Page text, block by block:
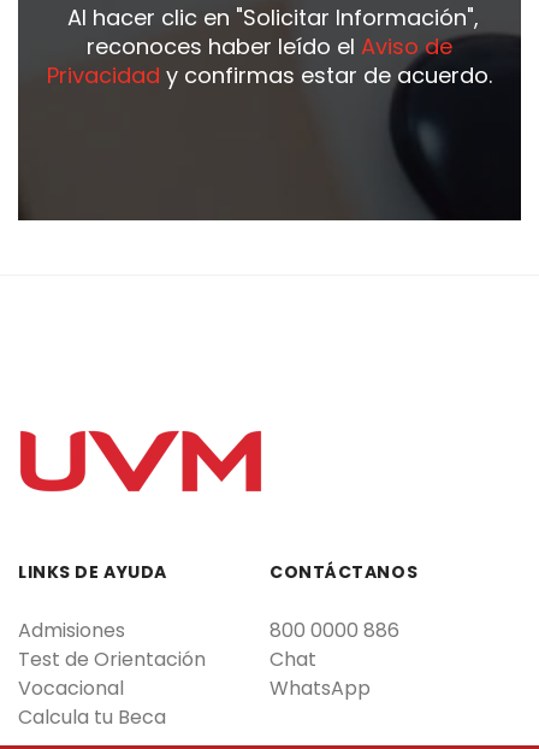
Al hacer clic en "Solicitar Información",
reconoces haber leído el Aviso de
Privacidad y confirmas estar de acuerdo.
LINKS DE AYUDA
Admisiones
Test de Orientación
Vocacional
Calcula tu Beca
CONTÁCTANOS
800 0000 886
Chat
WhatsApp